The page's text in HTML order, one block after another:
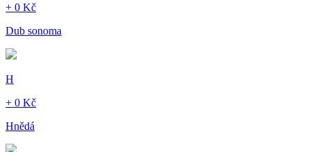
+ 0 Kč
Dub sonoma
H
+ 0 Kč
Hnědá